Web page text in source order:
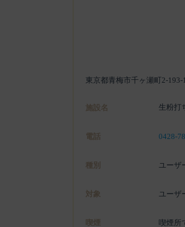
東京都青梅市千ヶ瀬町2-193-1
施設名 生粉打
電話 0428-
種別 ユーザ
対象 ユーザ
喫煙 喫煙所